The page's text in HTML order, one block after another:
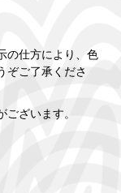
の仕方により、色
ぞご了承くださ
ざいます。